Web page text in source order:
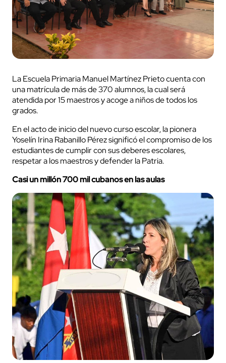
La Escuela Primaria Manuel Martínez Prieto cuenta con
una matrícula de más de 370 alumnos, la cual será
atendida por 15 maestros y acoge a niños de todos los
grados.
En el acto de inicio del nuevo curso escolar, la pionera
Yoselín Irina Rabanillo Pérez significó el compromiso de los
estudiantes de cumplir con sus deberes escolares,
respetar a los maestros y defender la Patria.
Casi un millón 700 mil cubanos en las aulas